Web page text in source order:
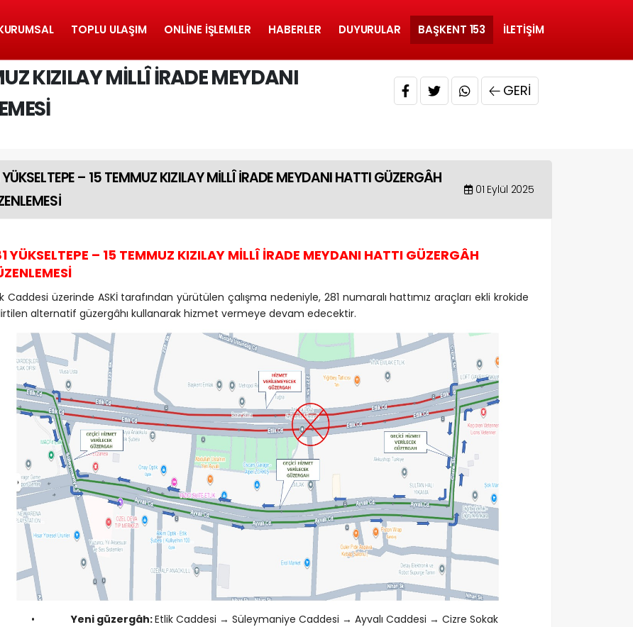
TOPLU ULAŞIM ONLINE İŞLEMLER HABERLER DUYURULAR BAŞKENT 153 İLETIŞIM
KIZILAY MİLLÎ İRADE MEYDANI
GERI
– 15 TEMMUZ KIZILAY MİLLÎ İRADE MEYDANI HATTI GÜZERGÂH
01 Eylül 2025
YÜKSELTEPE – 15 TEMMUZ KIZILAY MİLLÎ İRADE MEYDANI HATTI GÜZERGÂH
Caddesi üzerinde ASKİ tarafından yürütülen çalışma nedeniyle, 281 numaralı hattımız araçları ekli krokide
alternatif güzergâhı kullanarak hizmet vermeye devam edecektir.
Yeni güzergâh:Etlik Caddesi → Süleymaniye Caddesi → Ayvalı Caddesi → Cizre Sokak